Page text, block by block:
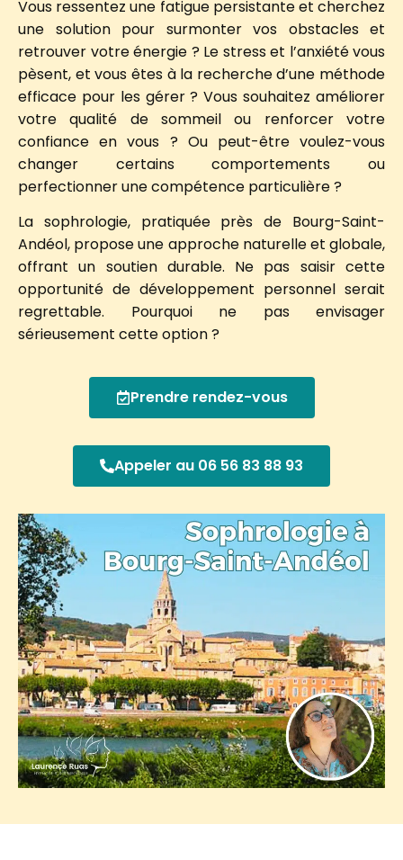
Vous ressentez une fatigue persistante et cherchez
une solution pour surmonter vos obstacles et
retrouver votre énergie ? Le stress et l’anxiété vous
pèsent, et vous êtes à la recherche d’une méthode
efficace pour les gérer ? Vous souhaitez améliorer
votre qualité de sommeil ou renforcer votre
confiance en vous ? Ou peut-être voulez-vous
changer certains comportements ou
perfectionner une compétence particulière ?
La sophrologie, pratiquée près de Bourg-Saint-
Andéol, propose une approche naturelle et globale,
offrant un soutien durable. Ne pas saisir cette
opportunité de développement personnel serait
regrettable. Pourquoi ne pas envisager
sérieusement cette option ?
Prendre rendez-vous
Appeler au 06 56 83 88 93